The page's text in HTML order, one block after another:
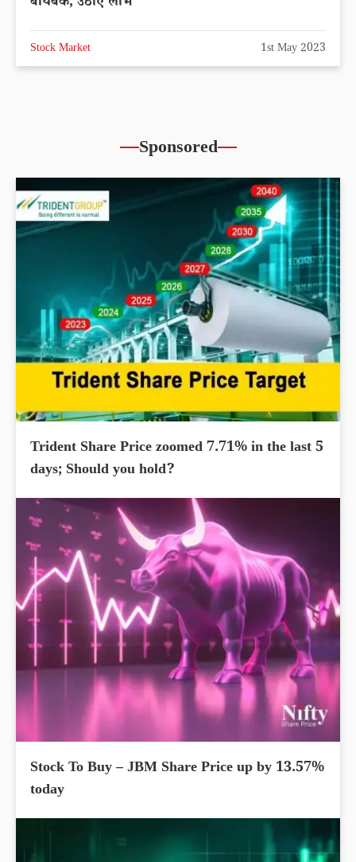
Stock Market 1st May 2023
Sponsored
Trident Share Price zoomed 7.71% in the last 5
days; Should you hold?
Stock To Buy – JBM Share Price up by 13.57%
today